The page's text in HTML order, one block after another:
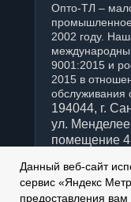
Опто-ТЛ –
2002 году.
9001:2015 и
2015 в
обслуживания
194044, г.
ул.
помещение
+7 (812)
Отдел
Данный веб-сайт
сервис «Яндекс
предоставления вам